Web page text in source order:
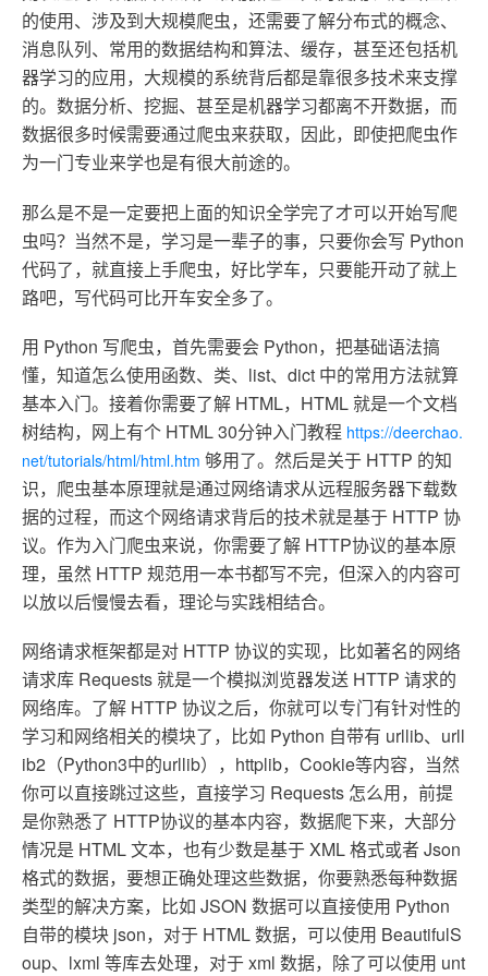
的使用、涉及到大规模爬虫，还需要了解分布式的概念、
消息队列、常用的数据结构和算法、缓存，甚至还包括机
器学习的应用，大规模的系统背后都是靠很多技术来支撑
的。数据分析、挖掘、甚至是机器学习都离不开数据，而
数据很多时候需要通过爬虫来获取，因此，即使把爬虫作
为一门专业来学也是有很大前途的。
那么是不是一定要把上面的知识全学完了才可以开始写爬
虫吗？当然不是，学习是一辈子的事，只要你会写 Python
代码了，就直接上手爬虫，好比学车，只要能开动了就上
路吧，写代码可比开车安全多了。
用 Python 写爬虫，首先需要会 Python，把基础语法搞
懂，知道怎么使用函数、类、list、dict 中的常用方法就算
基本入门。接着你需要了解 HTML，HTML 就是一个文档
树结构，网上有个 HTML 30分钟入门教程 https://deerchao.
net/tutorials/html/html.htm 够用了。然后是关于 HTTP 的知
识，爬虫基本原理就是通过网络请求从远程服务器下载数
据的过程，而这个网络请求背后的技术就是基于 HTTP 协
议。作为入门爬虫来说，你需要了解 HTTP协议的基本原
理，虽然 HTTP 规范用一本书都写不完，但深入的内容可
以放以后慢慢去看，理论与实践相结合。
网络请求框架都是对 HTTP 协议的实现，比如著名的网络
请求库 Requests 就是一个模拟浏览器发送 HTTP 请求的
网络库。了解 HTTP 协议之后，你就可以专门有针对性的
学习和网络相关的模块了，比如 Python 自带有 urllib、urll
ib2（Python3中的urllib），httplib，Cookie等内容，当然
你可以直接跳过这些，直接学习 Requests 怎么用，前提
是你熟悉了 HTTP协议的基本内容，数据爬下来，大部分
情况是 HTML 文本，也有少数是基于 XML 格式或者 Json
格式的数据，要想正确处理这些数据，你要熟悉每种数据
类型的解决方案，比如 JSON 数据可以直接使用 Python
自带的模块 json，对于 HTML 数据，可以使用 BeautifulS
oup、lxml 等库去处理，对于 xml 数据，除了可以使用 unt